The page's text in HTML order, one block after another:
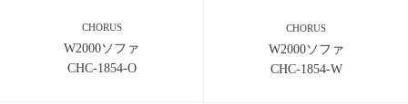
CHORUS
W2000ソファ
CHC-1854-O
CHORUS
W2000ソファ
CHC-1854-W